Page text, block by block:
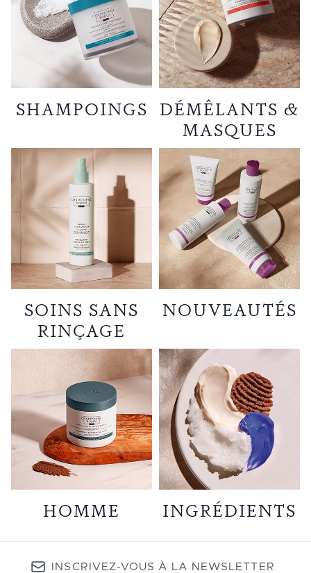
SHAMPOINGS
DÉMÊLANTS &
MASQUES
SOINS SANS
RINÇAGE
NOUVEAUTÉS
HOMME INGRÉDIENTS
INSCRIVEZ-VOUS À LA NEWSLETTER